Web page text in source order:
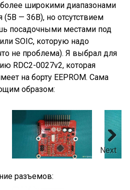
более широкими диапазонами
— 36В), но отсутствием
посадочными местами под
SOIC, которую надо
не проблема). Я выбрал для
RDC2-0027v2, которая
на борту EEPROM. Сама
образом:
Next
разъемов: